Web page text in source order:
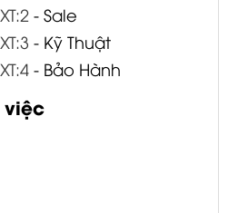
- Sale
- Kỹ Thuật
- Bảo Hành
việc